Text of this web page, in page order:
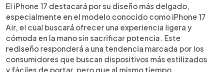
consolidando el liderazgo de Apple en la industria.
El iPhone 17 destacará por su diseño más delgado,
especialmente en el modelo conocido como iPhone 17
Air, el cual buscará ofrecer una experiencia ligera y
cómoda en la mano sin sacrificar potencia. Este
rediseño responderá a una tendencia marcada por los
consumidores que buscan dispositivos más estilizados
y fáciles de portar, pero que al mismo tiempo